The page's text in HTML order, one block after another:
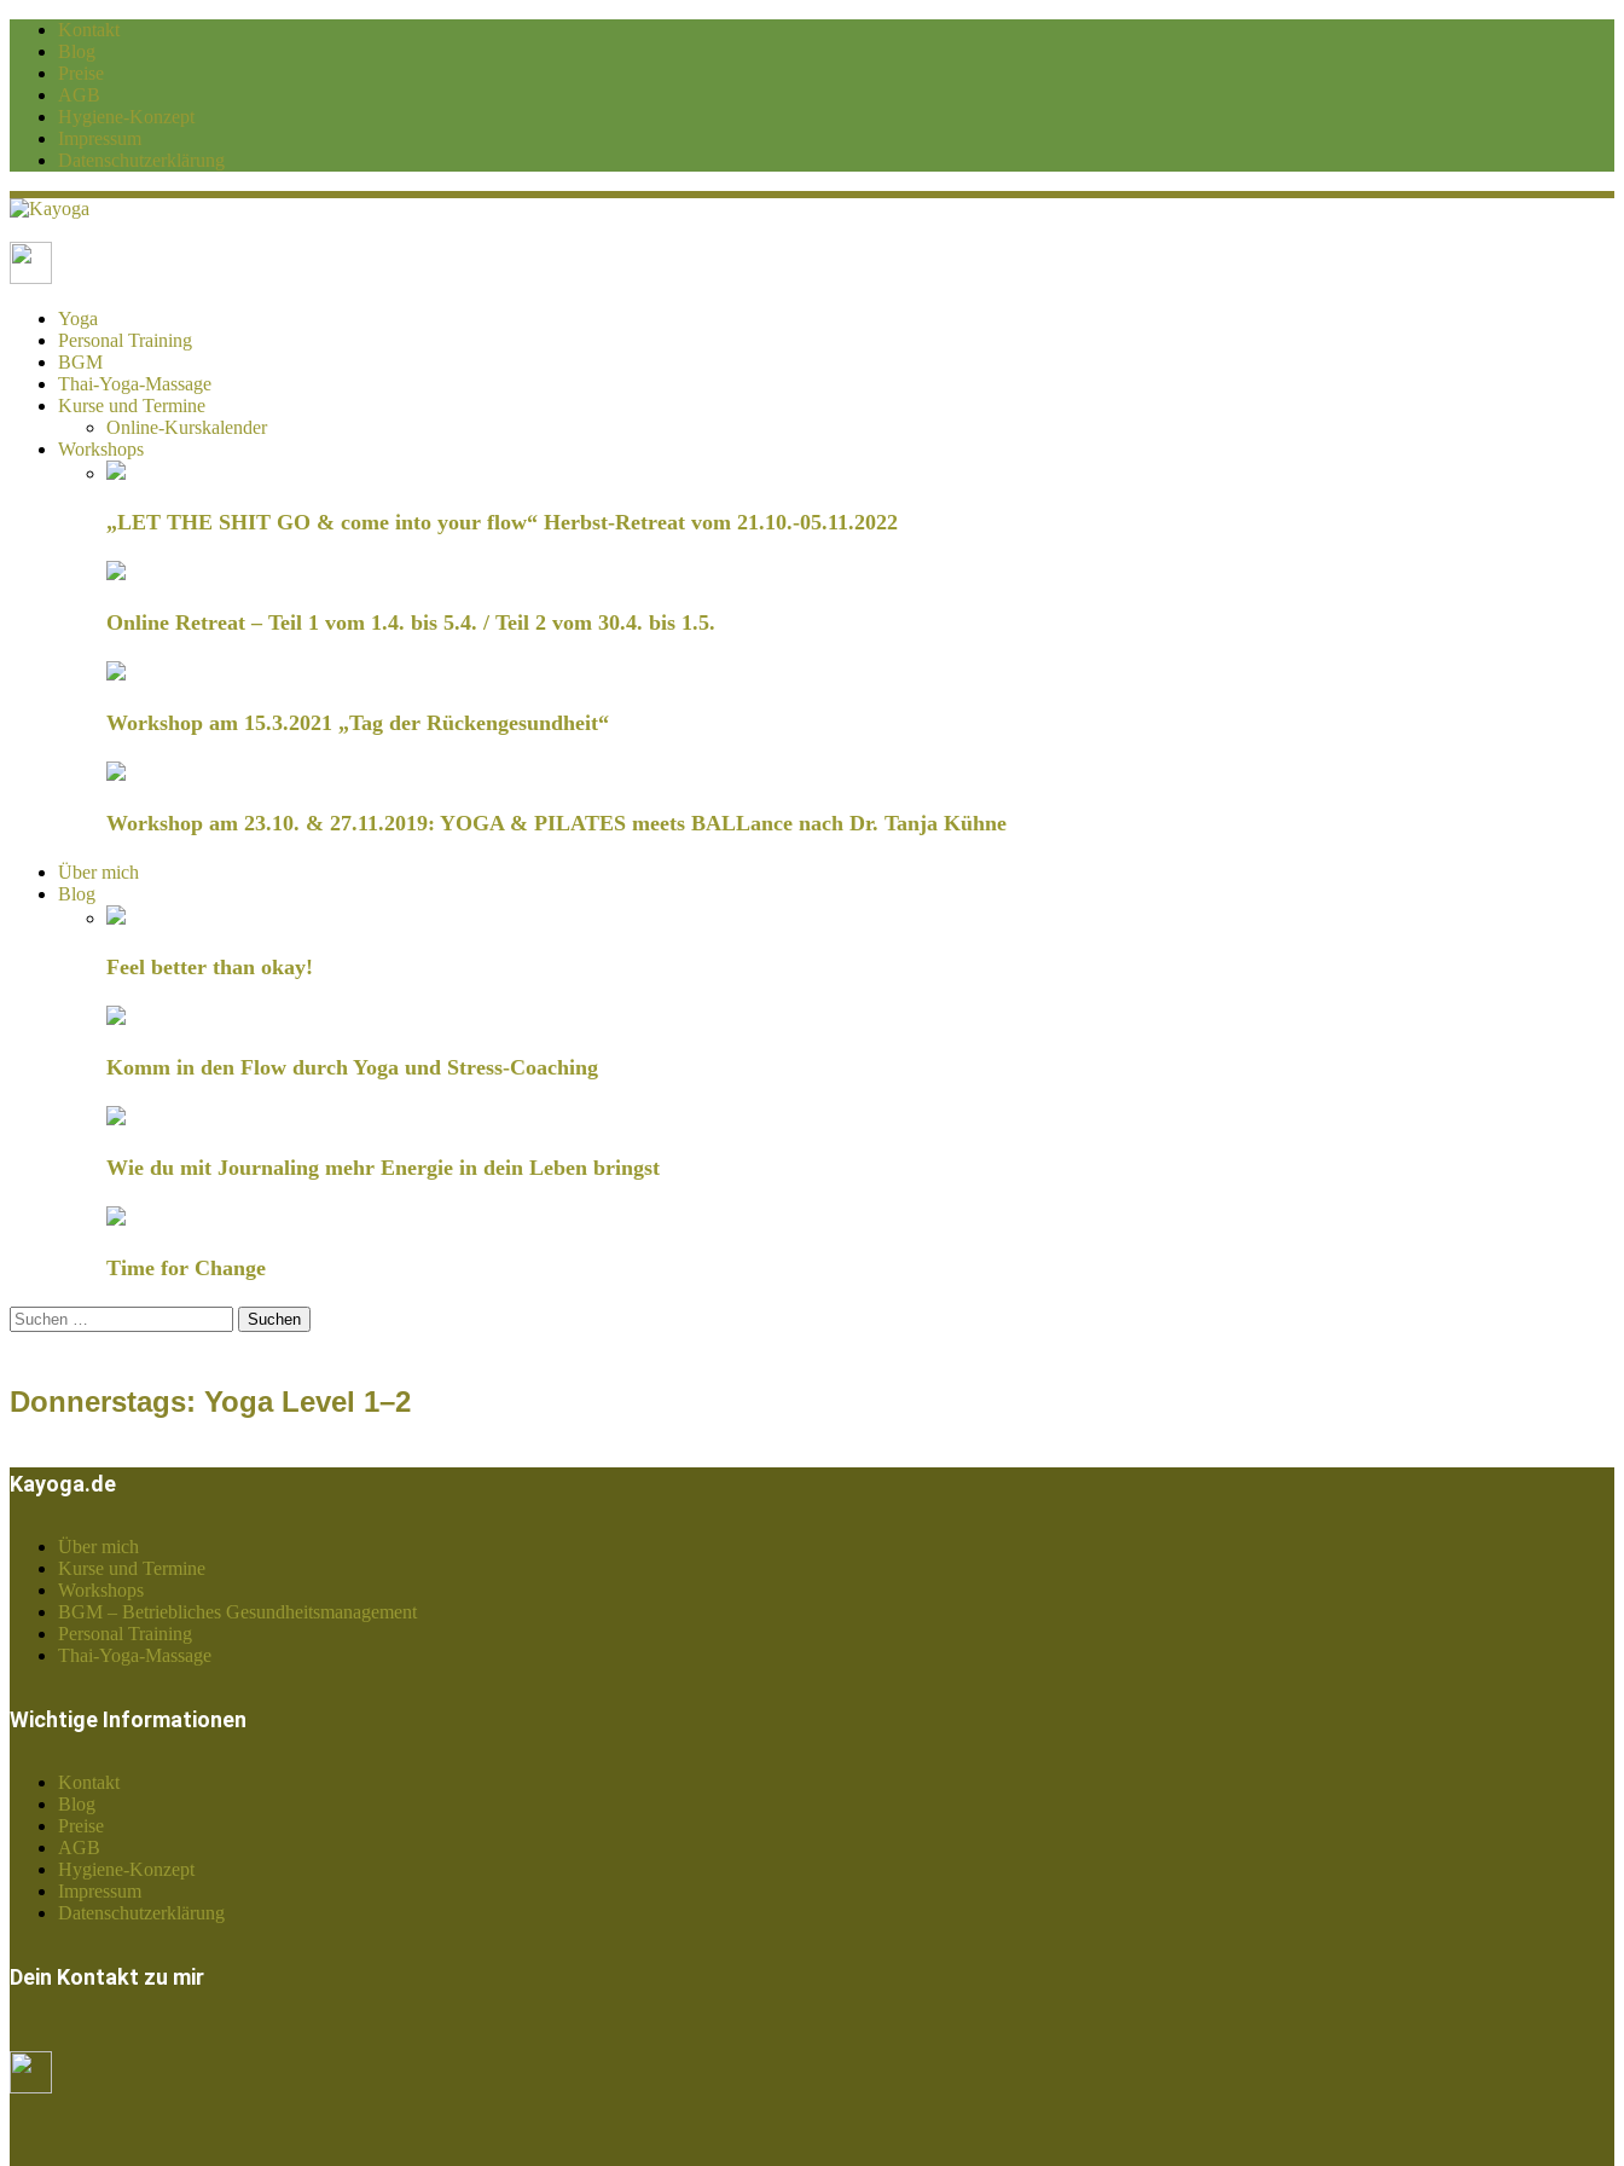
Kontakt
Blog
Preise
AGB
Hygiene-Konzept
Impressum
Datenschutzerklärung
Kayoga
Yoga und Personaltraining Duisburg
Yoga
Personal Training
BGM
Thai-Yoga-Massage
Kurse und Termine
Online-Kurskalender
Workshops
„LET THE SHIT GO & come into your flow“ Herbst-Retreat vom 21.10.-05.11.2022
Online Retreat – Teil 1 vom 1.4. bis 5.4. / Teil 2 vom 30.4. bis 1.5.
Workshop am 15.3.2021 „Tag der Rückengesundheit“
Workshop am 23.10. & 27.11.2019: YOGA & PILATES meets BALLance nach Dr. Tanja Kühne
Über mich
Blog
Feel better than okay!
Komm in den Flow durch Yoga und Stress-Coaching
Wie du mit Journaling mehr Energie in dein Leben bringst
Time for Change
Suchen
nach:
Donnerstags: Yoga Level 1–2
Kayoga.de
Über mich
Kurse und Termine
Workshops
BGM – Betriebliches Gesundheitsmanagement
Personal Training
Thai-Yoga-Massage
Wichtige Informationen
Kontakt
Blog
Preise
AGB
Hygiene-Konzept
Impressum
Datenschutzerklärung
Dein Kontakt zu mir